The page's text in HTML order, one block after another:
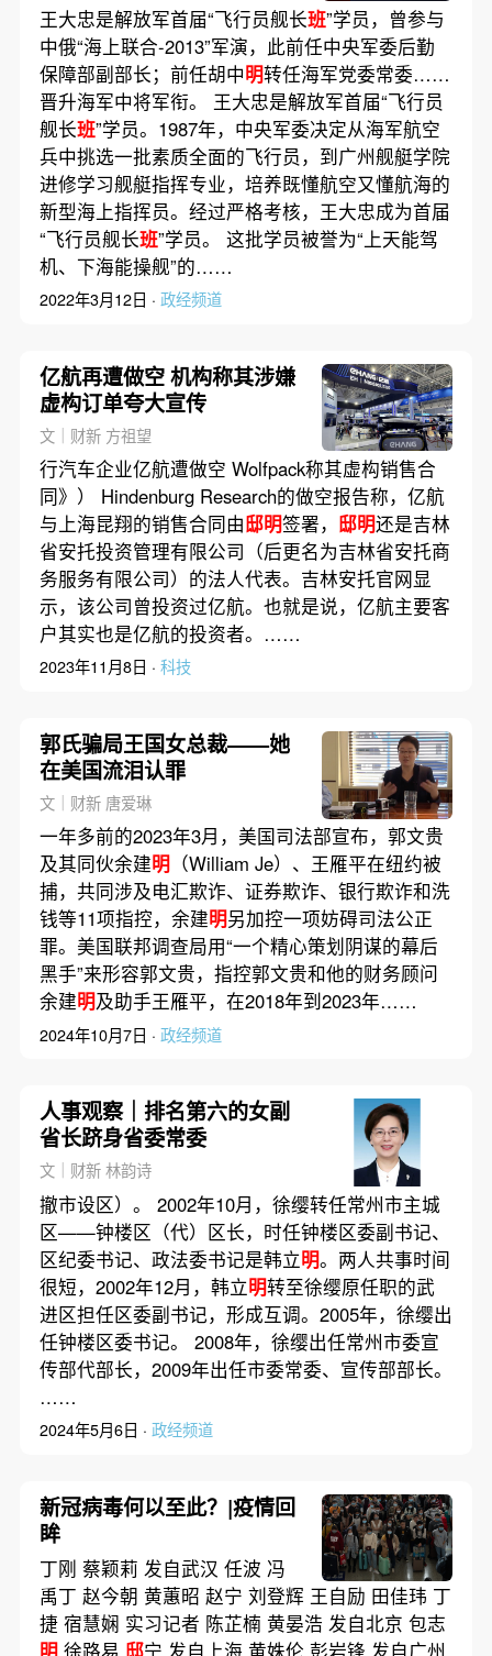
王大忠是解放军首届“飞行员舰长班”学员，曾参与
中俄“海上联合-2013”军演，此前任中央军委后勤
保障部副部长；前任胡中明转任海军党委常委……
晋升海军中将军衔。 王大忠是解放军首届“飞行员
舰长班”学员。1987年，中央军委决定从海军航空
兵中挑选一批素质全面的飞行员，到广州舰艇学院
进修学习舰艇指挥专业，培养既懂航空又懂航海的
新型海上指挥员。经过严格考核，王大忠成为首届
“飞行员舰长班”学员。 这批学员被誉为“上天能驾
机、下海能操舰”的……
2022年3月12日 · 政经频道
亿航再遭做空 机构称其涉嫌
虚构订单夸大宣传
文｜财新 方祖望
行汽车企业亿航遭做空 Wolfpack称其虚构销售合
同》） Hindenburg Research的做空报告称，亿航
与上海昆翔的销售合同由邸明签署， 邸明还是吉林
省安托投资管理有限公司（后更名为吉林省安托商
务服务有限公司）的法人代表。吉林安托官网显
示，该公司曾投资过亿航。也就是说，亿航主要客
户其实也是亿航的投资者。……
2023年11月8日 · 科技
郭氏骗局王国女总裁——她
在美国流泪认罪
文｜财新 唐爱琳
一年多前的2023年3月，美国司法部宣布，郭文贵
及其同伙余建明（William Je）、王雁平在纽约被
捕，共同涉及电汇欺诈、证券欺诈、银行欺诈和洗
钱等11项指控，余建明另加控一项妨碍司法公正
罪。美国联邦调查局用“一个精心策划阴谋的幕后
黑手”来形容郭文贵，指控郭文贵和他的财务顾问
余建明及助手王雁平，在2018年到2023年……
2024年10月7日 · 政经频道
人事观察｜排名第六的女副
省长跻身省委常委
文｜财新 林韵诗
撤市设区）。 2002年10月，徐缨转任常州市主城
区——钟楼区（代）区长，时任钟楼区委副书记、
区纪委书记、政法委书记是韩立明。两人共事时间
很短，2002年12月，韩立明转至徐缨原任职的武
进区担任区委副书记，形成互调。2005年，徐缨出
任钟楼区委书记。 2008年，徐缨出任常州市委宣
传部代部长，2009年出任市委常委、宣传部部长。
……
2024年5月6日 · 政经频道
新冠病毒何以至此？|疫情回
眸
丁刚 蔡颖莉 发自武汉 任波 冯
禹丁 赵今朝 黄蕙昭 赵宁 刘登辉 王自励 田佳玮 丁
捷 宿慧娴 实习记者 陈芷楠 黄晏浩 发自北京 包志
明徐路易 邸宁 发自上海 黄姝伦 彭岩锋 发自广州